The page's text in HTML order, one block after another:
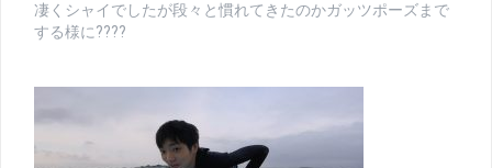
凄くシャイでしたが段々と慣れてきたのかガッツポーズまで
する様に????